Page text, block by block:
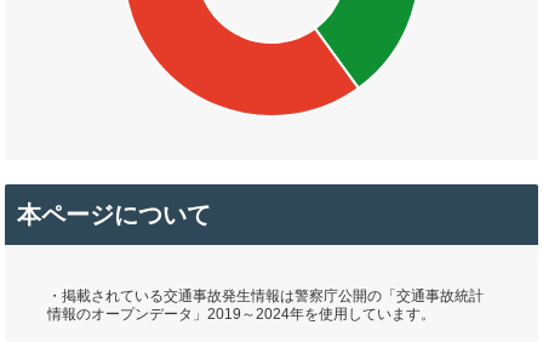
本ページについて
・掲載されている交通事故発生情報は警察庁公開の「交通事故統計
情報のオープンデータ」2019～2024年を使用しています。